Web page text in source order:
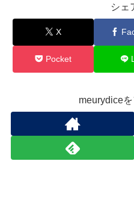
シェ
X
Pocket
meurydice